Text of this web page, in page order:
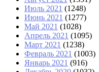
Июль 2021 (1248)
Июнь 2021 (1277)
Май 2021 (1028)
Апрель 2021 (1095)
Март 2021 (1238)
Февраль 2021 (1003)
Январь 2021 (916)